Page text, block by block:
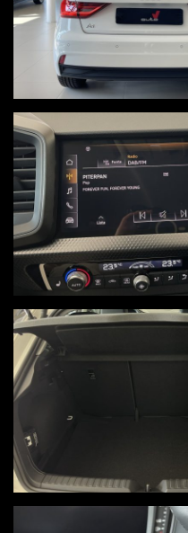
Visita il nostro sito
Decliniamo ogni
PER INFO UGO 3664236556 -